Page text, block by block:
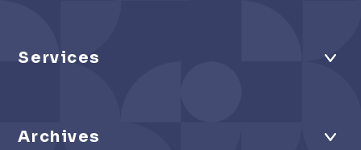
Services
Archives